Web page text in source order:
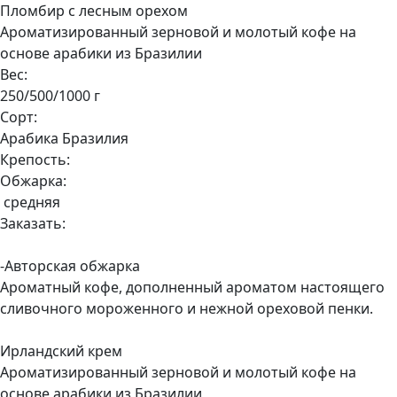
Пломбир с лесным орехом
Ароматизированный зерновой и молотый кофе на
основе арабики из Бразилии
Вес:
250/500/1000 г
Сорт:
Арабика Бразилия
Крепость:
Обжарка:
средняя
Заказать:
-Авторская обжарка
Ароматный кофе, дополненный ароматом настоящего
сливочного мороженного и нежной ореховой пенки.
Ирландский крем
Ароматизированный зерновой и молотый кофе на